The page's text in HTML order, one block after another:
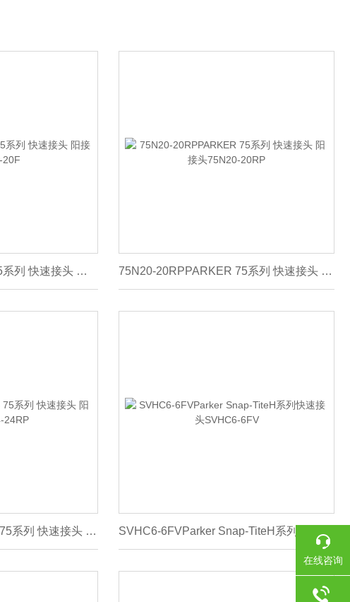
75N20-20FPARKER 75系列 快速接头 阳接头75N20-20F 75N20-20RPPARKER 75系列 快速接头 阳接头75N20-20RP
75N24-24RPPARKER 75系列 快速接头 阳接头75N24-24RP
在线咨询